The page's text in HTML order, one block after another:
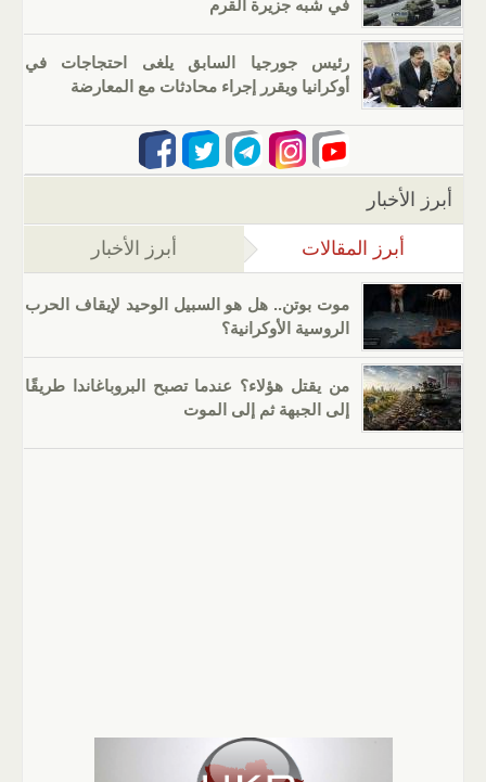
في شبه جزيرة القرم
رئيس جورجيا السابق يلغى احتجاجات في
أوكرانيا ويقرر إجراء محادثات مع المعارضة
أبرز الأخبار
أبرز المقالات (علامة التبويب النشطة)
أبرز الأخبار
موت بوتن.. هل هو السبيل الوحيد لإيقاف الحرب
الروسية الأوكرانية؟
من يقتل هؤلاء؟ عندما تصبح البروباغاندا طريقًا
إلى الجبهة ثم إلى الموت